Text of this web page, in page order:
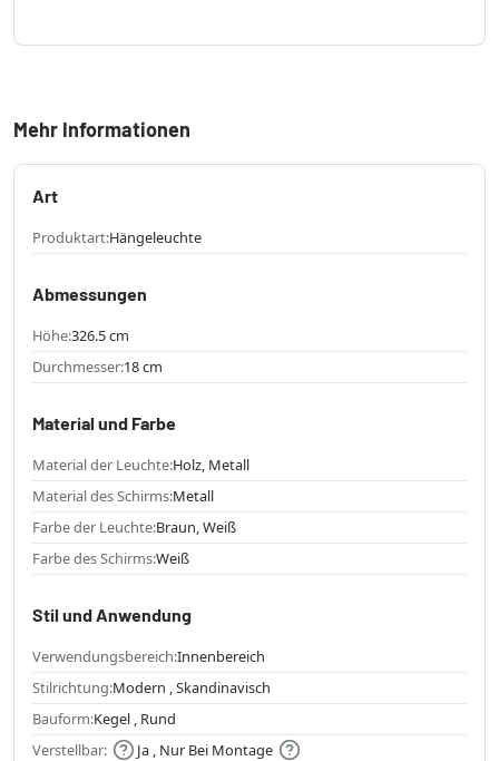
Mehr Informationen
Art
Produktart:Hängeleuchte
Abmessungen
Höhe:326.5 cm
Durchmesser:18 cm
Material und Farbe
Material der Leuchte:Holz, Metall
Material des Schirms:Metall
Farbe der Leuchte:Braun, Weiß
Farbe des Schirms:Weiß
Stil und Anwendung
Verwendungsbereich:Innenbereich
Stilrichtung:Modern , Skandinavisch
Bauform:Kegel , Rund
Verstellbar:
Ja , Nur Bei Montage